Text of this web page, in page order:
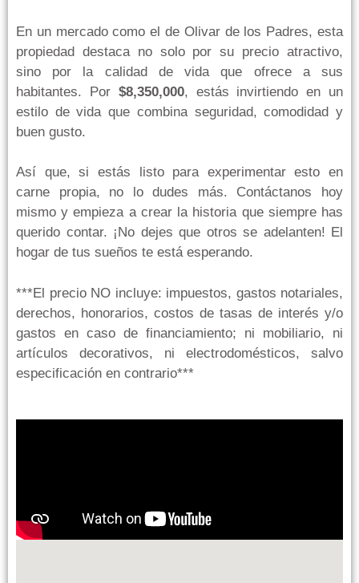
En un mercado como el de Olivar de los Padres, esta
propiedad destaca no solo por su precio atractivo,
sino por la calidad de vida que ofrece a sus
habitantes. Por $8,350,000, estás invirtiendo en un
estilo de vida que combina seguridad, comodidad y
buen gusto.
Así que, si estás listo para experimentar esto en
carne propia, no lo dudes más. Contáctanos hoy
mismo y empieza a crear la historia que siempre has
querido contar. ¡No dejes que otros se adelanten! El
hogar de tus sueños te está esperando.
***El precio NO incluye: impuestos, gastos notariales,
derechos, honorarios, costos de tasas de interés y/o
gastos en caso de financiamiento; ni mobiliario, ni
artículos decorativos, ni electrodomésticos, salvo
especificación en contrario***